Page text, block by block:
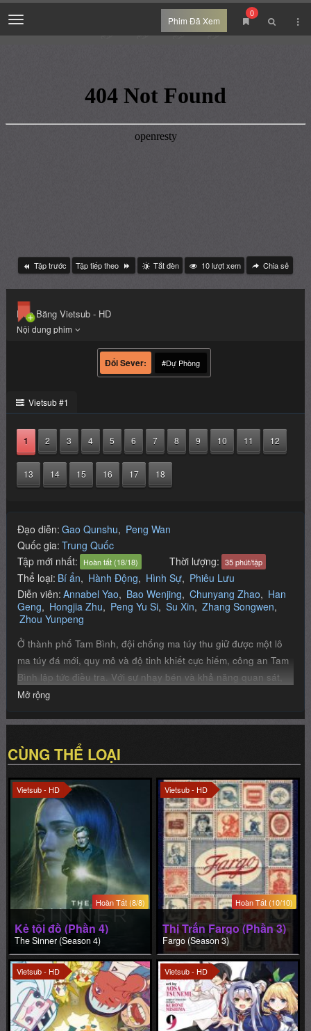
Menu
0
Phim Đã Xem
Tập trước Tập tiếp theo Tắt đèn 10lượt xem Chia sẻ
Liệp Băng Vietsub - HD
#Dự Phòng
Vietsub #1
1 2 3 4 5 6 7 8 9 10 11 12
13 14 15 16 17 18
Đạo diễn: Gao Qunshu
Peng Wan
Quốc gia: Trung Quốc
Tập mới nhất:
Hoàn tất (18/18) Thời lượng: 35 phút/tập
Thể loại: Bí ẩn, Hành Động, Hình Sự, Phiêu Lưu
Diễn viên: Annabel Yao Bao Wenjing Chunyang Zhao
Han
Geng
Hongjia Zhu Peng Yu Si Su Xin Zhang Songwen
Zhou Yunpeng
Ở thành phố Tam Bình, đội chống ma túy thu giữ được một lô
ma túy đá mới, quy mô và độ tinh khiết cực hiếm, công an Tam
Bình lập tức điều tra. Với sự nhạy bén và khả năng quan sát,
nữ cảnh sát Triệu Hữu Nam đã nhắm tới Hoàng Tông Vĩ, một
có thể tìm ra manh mối và sự thật. Đội công an do Triệu Hữu
Nam đứng đầu và băng nhóm sản xuất, buôn bán ma túy do
Hoàng Tông Vĩ đứng đầu là một cuộc đối đầu “mèo vờn chuột”
đầy kịch tính...
Mở rộng
CÙNG THỂ LOẠI
Vietsub - HD
Hoàn Tất (8/8)
Kẻ tội đồ (Phần 4)
The Sinner (Season 4)
Vietsub - HD
Hoàn Tất (10/10)
Thị Trấn Fargo (Phần 3)
Fargo (Season 3)
Vietsub - HD Vietsub - HD